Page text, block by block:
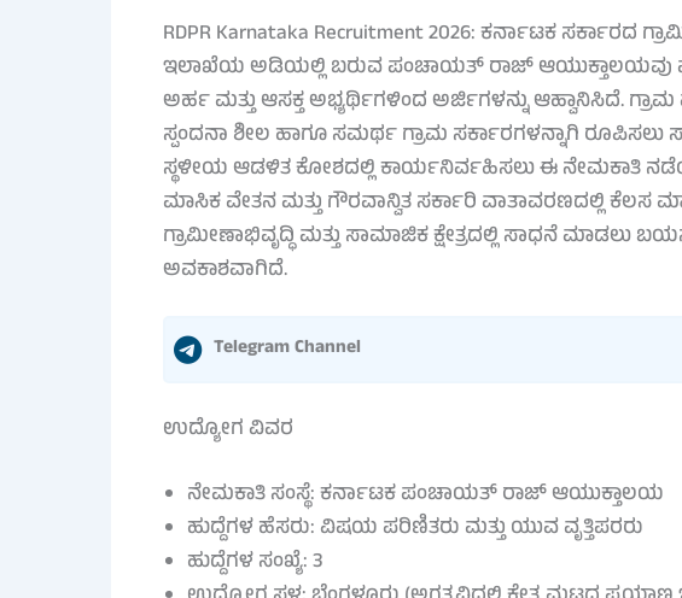
RDPR Karnataka Recruitment 2026: ಕರ್ನಾಟಕ ಸರ್ಕಾರದ
ಇಲಾಖೆಯ ಅಡಿಯಲ್ಲಿ ಬರುವ ಪಂಚಾಯತ್ ರಾಜ್ ಆಯುಕ್ತಾಲಯವು
ಅರ್ಹ ಮತ್ತು ಆಸಕ್ತ ಅಭ್ಯರ್ಥಿಗಳಿಂದ ಅರ್ಜಿಗಳನ್ನು ಆಹ್ವಾನಿಸಿದೆ.
ಸ್ಪಂದನಾ ಶೀಲ ಹಾಗೂ ಸಮರ್ಥ ಗ್ರಾಮ ಸರ್ಕಾರಗಳನ್ನಾಗಿ ರೂಪಿಸಲು
ಸ್ಥಳೀಯ ಆಡಳಿತ ಕೋಶದಲ್ಲಿ ಕಾರ್ಯನಿರ್ವಹಿಸಲು ಈ ನೇಮಕಾತಿ
ಮಾಸಿಕ ವೇತನ ಮತ್ತು ಗೌರವಾನ್ವಿತ ಸರ್ಕಾರಿ ವಾತಾವರಣದಲ್ಲಿ ಕೆಲಸ
ಗ್ರಾಮೀಣಾಭಿವೃದ್ಧಿ ಮತ್ತು ಸಾಮಾಜಿಕ ಕ್ಷೇತ್ರದಲ್ಲಿ ಸಾಧನೆ ಮಾಡಲು
ಅವಕಾಶವಾಗಿದೆ.
Telegram Channel
ಉದ್ಯೋಗ ವಿವರ
ನೇಮಕಾತಿ ಸಂಸ್ಥೆ: ಕರ್ನಾಟಕ ಪಂಚಾಯತ್ ರಾಜ್ ಆಯುಕ್ತಾಲಯ
ಹುದ್ದೆಗಳ ಹೆಸರು: ವಿಷಯ ಪರಿಣಿತರು ಮತ್ತು ಯುವ ವೃತ್ತಿಪರರು
ಹುದ್ದೆಗಳ ಸಂಖ್ಯೆ: 3